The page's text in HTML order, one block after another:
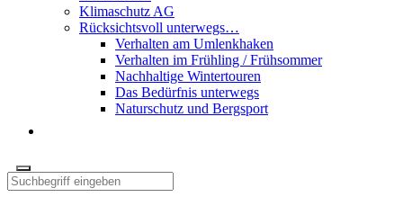
Klimaschutz AG
Rücksichtsvoll unterwegs…
Verhalten am Umlenkhaken
Verhalten im Frühling / Frühsommer
Nachhaltige Wintertouren
Das Bedürfnis unterwegs
Naturschutz und Bergsport